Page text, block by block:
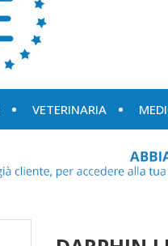
VETERINARIA